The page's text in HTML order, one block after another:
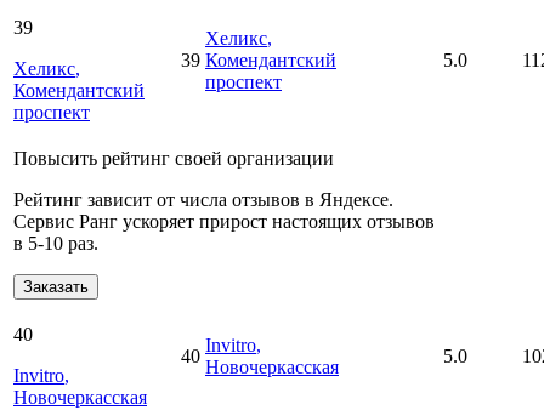
39
Хеликс,
Комендантский
проспект
39
Хеликс,
Комендантский
проспект
5.0
Повысить рейтинг своей организации
Рейтинг зависит от числа отзывов в Яндексе.
Сервис Ранг ускоряет прирост настоящих отзывов
в 5‑10 раз.
Заказать
40
Invitro,
Новочеркасская
40
Invitro,
Новочеркасская
5.0